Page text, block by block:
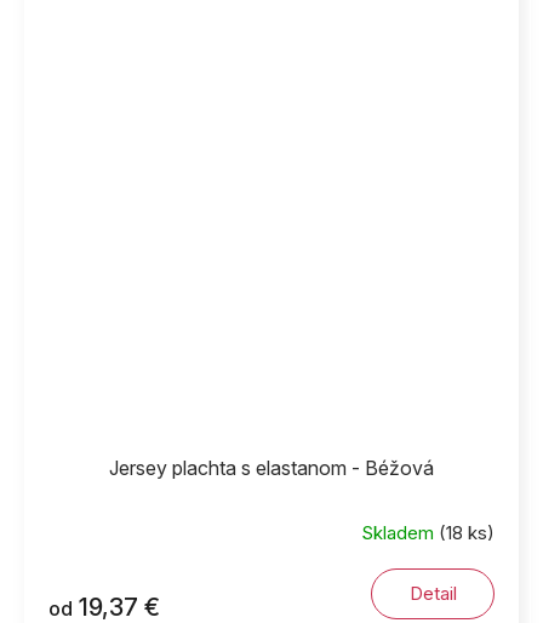
Jersey plachta s elastanom - Béžová
Skladem (18 ks)
od 19,37 € Detail